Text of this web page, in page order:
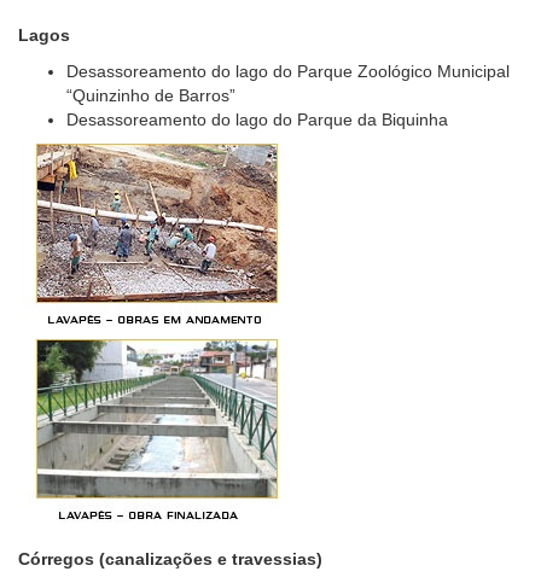
Lagos
Desassoreamento do lago do Parque Zoológico Municipal
“Quinzinho de Barros”
Desassoreamento do lago do Parque da Biquinha
Córregos (canalizações e travessias)